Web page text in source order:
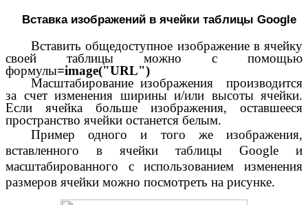
Вставка изображений в ячейки таблицы Google
Вставить общедоступное изображение в ячейку
своей таблицы можно с помощью
формулы=image("URL")
Масштабирование изображения производится
за счет изменения ширины и/или высоты ячейки.
Если ячейка больше изображения, оставшееся
пространство ячейки останется белым.
Пример одного и того же изображения,
вставленного в ячейки таблицы Google и
масштабированного с использованием изменения
размеров ячейки можно посмотреть на рисунке.